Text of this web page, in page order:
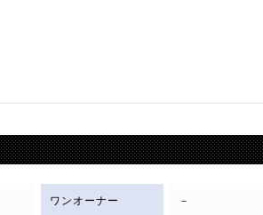
ワンオーナー －